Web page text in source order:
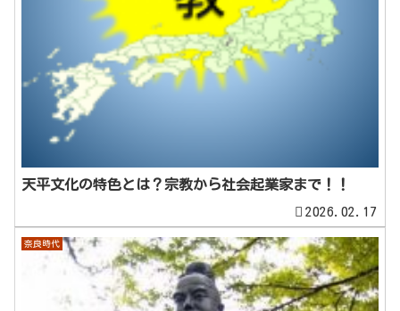
天平文化の特色とは？宗教から社会起業家まで！！
2026.02.17
奈良時代